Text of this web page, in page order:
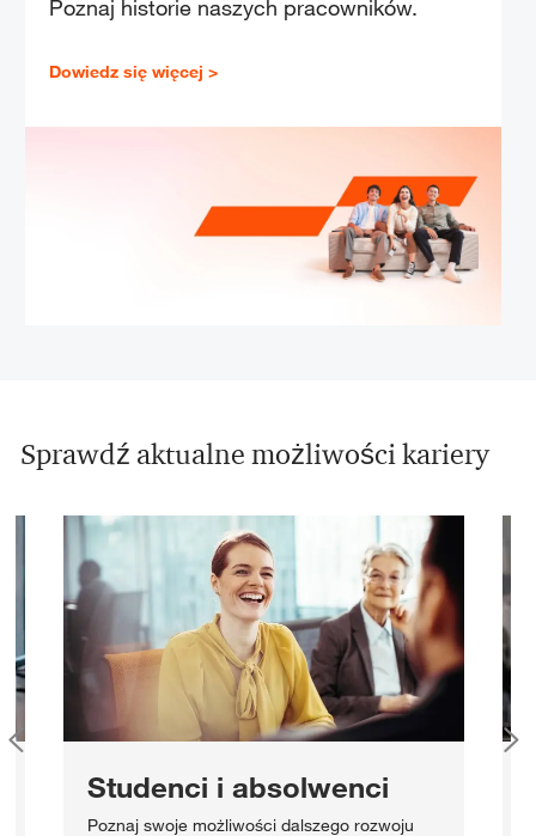
Poznaj historie naszych pracowników.
Dowiedz się więcej >
Sprawdź aktualne możliwości kariery
Studenci i absolwenci
Poznaj swoje możliwości dalszego rozwoju